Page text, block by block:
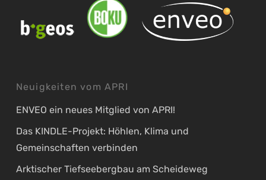
Neuigkeiten vom APRI
ENVEO ein neues Mitglied von APRI!
Das KINDLE-Projekt: Höhlen, Klima und
Gemeinschaften verbinden
Arktischer Tiefseebergbau am Scheideweg